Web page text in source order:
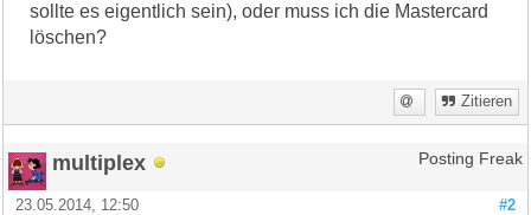
sollte es eigentlich sein), oder muss ich die Mastercard
löschen?
Zitieren
multiplex Posting Freak
#2
23.05.2014, 12:50